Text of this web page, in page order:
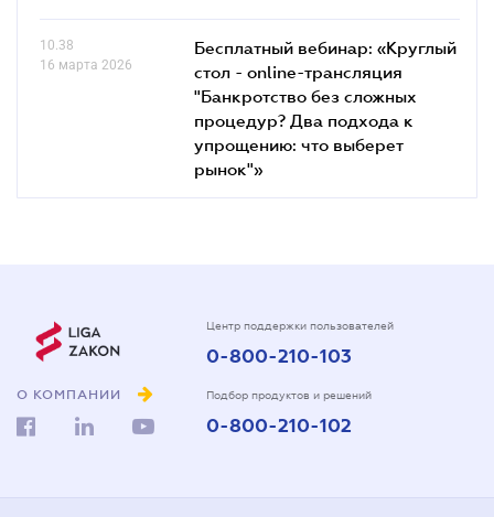
10.38
16 марта 2026
Бесплатный вебинар: «Круглый
стол - online-трансляция
"Банкротство без сложных
процедур? Два подхода к
упрощению: что выберет
рынок"»
О КОМПАНИИ
Центр поддержки пользователей
0-800-210-103
Подбор продуктов и решений
0-800-210-102